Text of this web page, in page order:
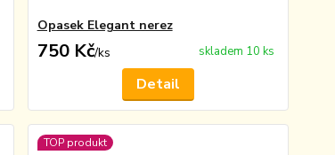
Opasek Elegant nerez
750 Kč/ks skladem 10 ks
Detail
TOP produkt